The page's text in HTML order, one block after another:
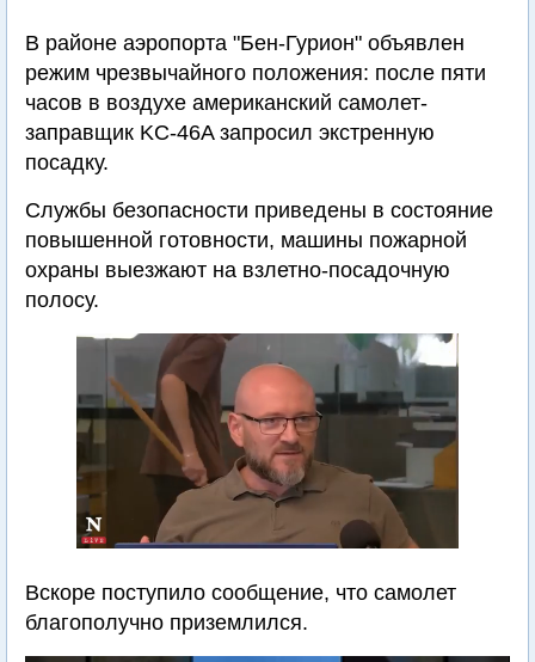
В районе аэропорта "Бен-Гурион" объявлен
режим чрезвычайного положения: после пяти
часов в воздухе американский самолет-
заправщик KC-46A запросил экстренную
посадку.
Службы безопасности приведены в состояние
повышенной готовности, машины пожарной
охраны выезжают на взлетно-посадочную
полосу.
Вскоре поступило сообщение, что самолет
благополучно приземлился.